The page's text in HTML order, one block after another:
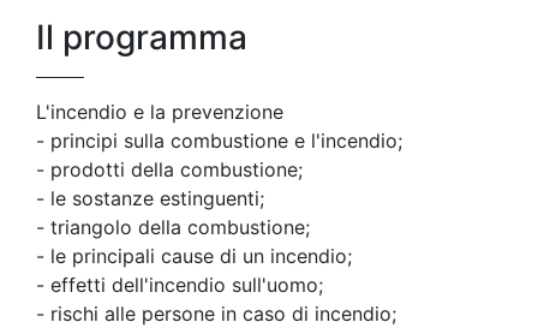
Il programma
L'incendio e la prevenzione
- principi sulla combustione e l'incendio;
- prodotti della combustione;
- le sostanze estinguenti;
- triangolo della combustione;
- le principali cause di un incendio;
- effetti dell'incendio sull'uomo;
- rischi alle persone in caso di incendio;